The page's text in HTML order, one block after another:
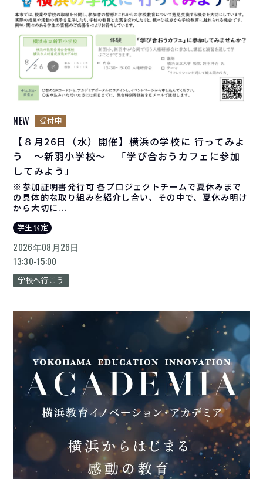
NEW 受付中
【８月26日（水）開催】横浜の学校に 行ってみよ
う ～新羽小学校～ 「学び合おうカフェに参加
してみよう」
※参加証明書発行可 各プロジェクトチームで夏休みまで
の具体的な取り組みを紹介し合い、その中で、夏休み明け
から大切に...
学生限定
2026年08月26日
13:30-15:00
学校へ行こう